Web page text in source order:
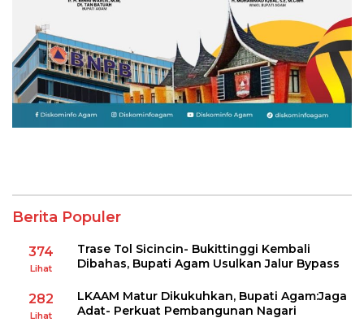
Berita Populer
374
Lihat
Trase Tol Sicincin- Bukittinggi Kembali
Dibahas, Bupati Agam Usulkan Jalur Bypass
282
Lihat
LKAAM Matur Dikukuhkan, Bupati Agam:Jaga
Adat- Perkuat Pembangunan Nagari